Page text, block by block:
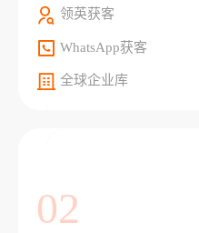
领英获客
WhatsApp获客
全球企业库
02